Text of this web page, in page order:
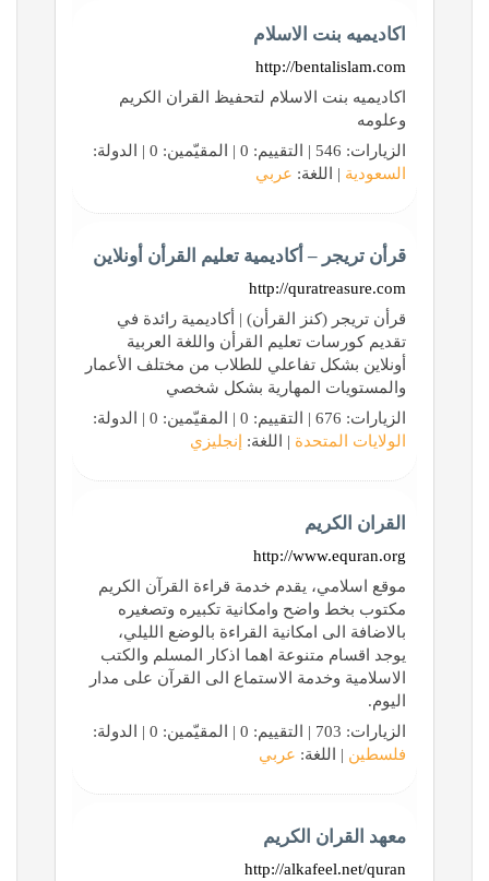
اكاديميه بنت الاسلام
http://bentalislam.com
اكاديميه بنت الاسلام لتحفيظ القران الكريم
وعلومه
الزيارات: 546 | التقييم: 0 | المقيّمين: 0 | الدولة:
السعودية | اللغة: عربي
قرأن تريجر – أكاديمية تعليم القرأن أونلاين
http://quratreasure.com
قرأن تريجر (كنز القرأن) | أكاديمية رائدة في
تقديم كورسات تعليم القرأن واللغة العربية
أونلاين بشكل تفاعلي للطلاب من مختلف الأعمار
والمستويات المهارية بشكل شخصي
الزيارات: 676 | التقييم: 0 | المقيّمين: 0 | الدولة:
الولايات المتحدة | اللغة: إنجليزي
القران الكريم
http://www.equran.org
موقع اسلامي، يقدم خدمة قراءة القرآن الكريم
مكتوب بخط واضح وامكانية تكبيره وتصغيره
بالاضافة الى امكانية القراءة بالوضع الليلي،
يوجد اقسام متنوعة اهما اذكار المسلم والكتب
الاسلامية وخدمة الاستماع الى القرآن على مدار
اليوم.
الزيارات: 703 | التقييم: 0 | المقيّمين: 0 | الدولة:
فلسطين | اللغة: عربي
معهد القران الكريم
http://alkafeel.net/quran